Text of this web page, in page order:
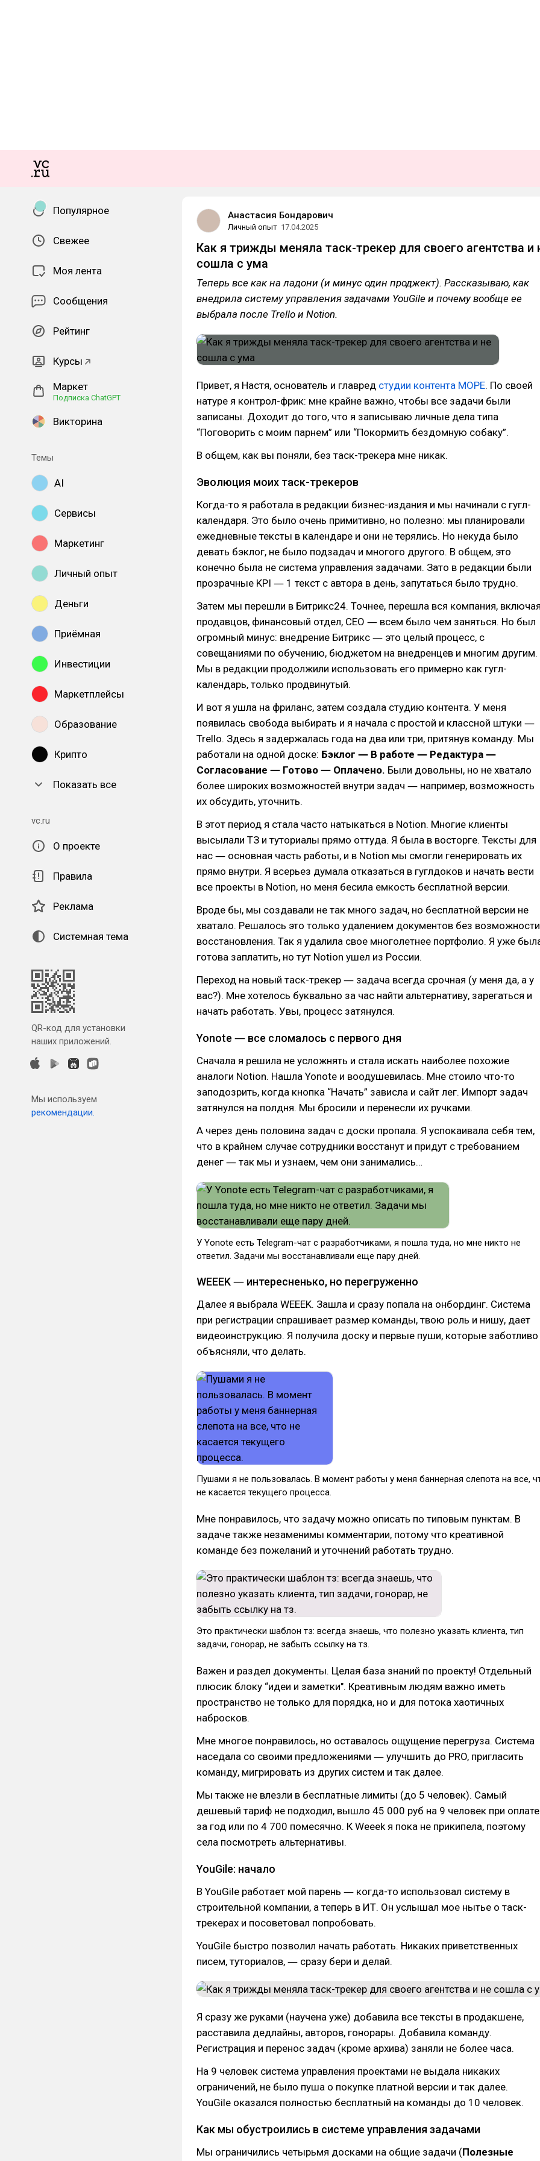
Популярное
Свежее
Моя лента
Сообщения
Рейтинг
Курсы
Маркет
Подписка ChatGPT
Викторина
Темы
AI
Сервисы
Маркетинг
Личный опыт
Деньги
Приёмная
Инвестиции
Маркетплейсы
Образование
Крипто
Показать все
vc.ru
О проекте
Правила
Реклама
Системная тема
QR-код для установки
наших приложений.
Мы используем
рекомендации.
Анастасия Бондарович
Личный опыт 17.04.2025
Как я трижды меняла таск-трекер для своего агентства и
сошла с ума
Теперь все как на ладони (и минус один проджект). Рассказываю, как
внедрила систему управления задачами YouGile и почему вообще ее
выбрала после Trello и Notion.
Привет, я Настя, основатель и главред студии контента МОРЕ. По своей
натуре я контрол-фрик: мне крайне важно, чтобы все задачи были
записаны. Доходит до того, что я записываю личные дела типа
“Поговорить с моим парнем” или “Покормить бездомную собаку”.
В общем, как вы поняли, без таск-трекера мне никак.
Эволюция моих таск-трекеров
Когда-то я работала в редакции бизнес-издания и мы начинали с гугл-
календаря. Это было очень примитивно, но полезно: мы планировали
ежедневные тексты в календаре и они не терялись. Но некуда было
девать бэклог, не было подзадач и многого другого. В общем, это
конечно была не система управления задачами. Зато в редакции были
прозрачные KPI ― 1 текст с автора в день, запутаться было трудно.
Затем мы перешли в Битрикс24. Точнее, перешла вся компания,
продавцов, финансовый отдел, СЕО ― всем было чем заняться. Но был
огромный минус: внедрение Битрикс ― это целый процесс, с
совещаниями по обучению, бюджетом на внедренцев и многим другим.
Мы в редакции продолжили использовать его примерно как гугл-
календарь, только продвинутый.
И вот я ушла на фриланс, затем создала студию контента. У меня
появилась свобода выбирать и я начала с простой и классной штуки ―
Trello. Здесь я задержалась года на два или три, притянув команду. Мы
работали на одной доске: Бэклог ― В работе ― Редактура ―
Согласование ― Готово ― Оплачено. Были довольны, но не хватало
более широких возможностей внутри задач ― например, возможность
их обсудить, уточнить.
В этот период я стала часто натыкаться в Notion. Многие клиенты
высылали ТЗ и туториалы прямо оттуда. Я была в восторге. Тексты для
нас ― основная часть работы, и в Notion мы смогли генерировать их
прямо внутри. Я всерьез думала отказаться в гуглдоков и начать вести
все проекты в Notion, но меня бесила емкость бесплатной версии.
Вроде бы, мы создавали не так много задач, но бесплатной версии не
хватало. Решалось это только удалением документов без возможности
восстановления. Так я удалила свое многолетнее портфолио. Я уже
готова заплатить, но тут Notion ушел из России.
Переход на новый таск-трекер ― задача всегда срочная (у меня да, а у
вас?). Мне хотелось буквально за час найти альтернативу, зарегаться и
начать работать. Увы, процесс затянулся.
Yonote ― все сломалось с первого дня
Сначала я решила не усложнять и стала искать наиболее похожие
аналоги Notion. Нашла Yonote и воодушевилась. Мне стоило что-то
заподозрить, когда кнопка “Начать” зависла и сайт лег. Импорт задач
затянулся на полдня. Мы бросили и перенесли их ручками.
А через день половина задач с доски пропала. Я успокаивала себя тем,
что в крайнем случае сотрудники восстанут и придут с требованием
денег ― так мы и узнаем, чем они занимались…
У Yonote есть Telegram-чат с разработчиками, я пошла туда, но мне никто не
ответил. Задачи мы восстанавливали еще пару дней.
WEEEK ― интересненько, но перегруженно
Далее я выбрала WEEEK. Зашла и сразу попала на онбординг. Система
при регистрации спрашивает размер команды, твою роль и нишу, дает
видеоинструкцию. Я получила доску и первые пуши, которые заботливо
объясняли, что делать.
Пушами я не пользовалась. В момент работы у меня баннерная слепота на все,
не касается текущего процесса.
Мне понравилось, что задачу можно описать по типовым пунктам. В
задаче также незаменимы комментарии, потому что креативной
команде без пожеланий и уточнений работать трудно.
Это практически шаблон тз: всегда знаешь, что полезно указать клиента, тип
задачи, гонорар, не забыть ссылку на тз.
Важен и раздел документы. Целая база знаний по проекту! Отдельный
плюсик блоку “идеи и заметки". Креативным людям важно иметь
пространство не только для порядка, но и для потока хаотичных
набросков.
Мне многое понравилось, но оставалось ощущение перегруза. Система
наседала со своими предложениями ― улучшить до PRO, пригласить
команду, мигрировать из других систем и так далее.
Мы также не влезли в бесплатные лимиты (до 5 человек). Самый
дешевый тариф не подходил, вышло 45 000 руб на 9 человек при оплате
за год или по 4 700 помесячно. К Weeek я пока не прикипела, поэтому
села посмотреть альтернативы.
YouGile: начало
В YouGile работает мой парень ― когда-то использовал систему в
строительной компании, а теперь в ИТ. Он услышал мое нытье о таск-
трекерах и посоветовал попробовать.
YouGile быстро позволил начать работать. Никаких приветственных
писем, туториалов, ― сразу бери и делай.
Я сразу же руками (научена уже) добавила все тексты в продакшене,
расставила дедлайны, авторов, гонорары. Добавила команду.
Регистрация и перенос задач (кроме архива) заняли не более часа.
На 9 человек система управления проектами не выдала никаких
ограничений, не было пуша о покупке платной версии и так далее.
YouGile оказался полностью бесплатный на команды до 10 человек.
Как мы обустроились в системе управления задачами
Мы ограничились четырьмя досками на общие задачи (Полезные